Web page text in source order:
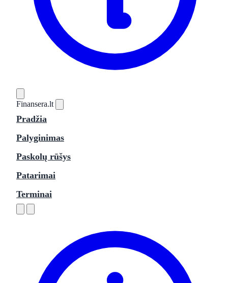
Finansera.lt
Pradžia
Palyginimas
Paskolų rūšys
Patarimai
Terminai